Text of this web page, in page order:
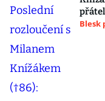
Blesk